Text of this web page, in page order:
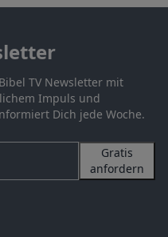
TV Newsletter mit
Impuls und
Dich jede Woche.
Gratis
anfordern